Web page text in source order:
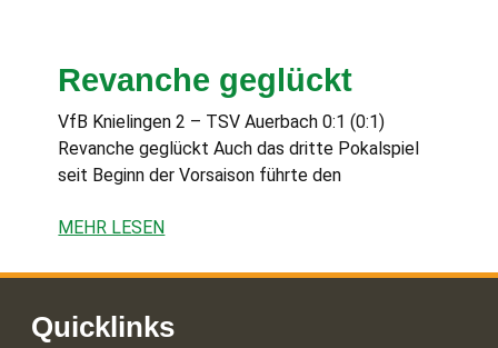
Revanche geglückt
VfB Knielingen 2 – TSV Auerbach 0:1 (0:1)
Revanche geglückt Auch das dritte Pokalspiel
seit Beginn der Vorsaison führte den
MEHR LESEN
Quicklinks